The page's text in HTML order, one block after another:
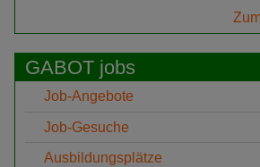
GABOT jobs
Job-Angebote
Job-Gesuche
Ausbildungsplätze